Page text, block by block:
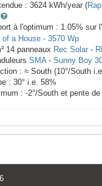
: 3624 kWh/year (
à l'optimum : 1.05% sur
of a House - 3570 Wp
14 panneaux Rec Solar -
SMA- Sunny Boy
: ≈ South (10°/South
: 30° i.e. 58%
: -2°/South et pente de